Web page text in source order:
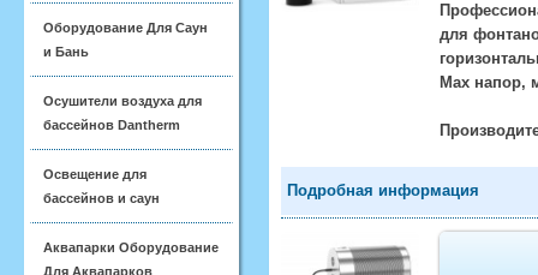
Оборудование Для Саун
и Бань
Осушители воздуха для
бассейнов Dantherm
Освещение для
бассейнов и саун
Аквапарки Оборудование
Для Аквапарков
для
Max напор,
Подробная информация